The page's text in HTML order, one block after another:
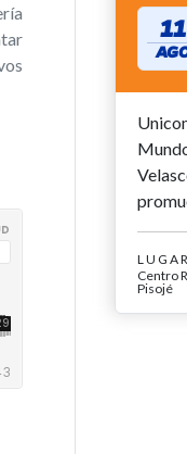
11
LUGAR
Centro
Pisojé